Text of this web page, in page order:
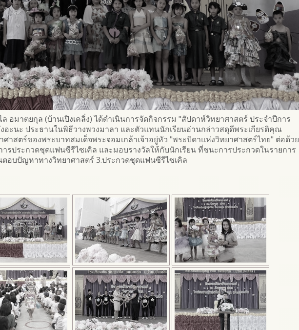
อมาตยกุล (บ้านเปิงเคลิ่ง) ได้ดำเนินการจัดกิจกรรม "สัปดาห์วิทยาศาสตร์ ประจำปีการ
ะนะ ประธานในพิธีวางพวงมาลา และตัวแทนนักเรียนอ่านกล่าวสดุดีพระเกียรติคุณ
าสตร์ของพระบาทสมเด็จพระจอมเกล้าเจ้าอยู่หัว "พระบิดาแห่งวิทยาศาสตร์ไทย" ต่อด้วย
ารประกวดชุดแฟนซีรีไซเคิล และมอบรางวัลให้กับนักเรียน ที่ชนะการประกวดในรายการ
อบปัญหาทางวิทยาศาสตร์ 3.ประกวดชุดแฟนซีรีไซเคิล